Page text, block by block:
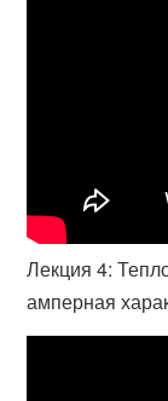
Лекция 4:
амперная